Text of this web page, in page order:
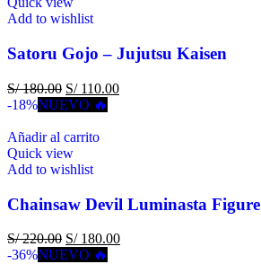
Add to wishlist
Satoru Gojo – Jujutsu Kaisen
S/180.00 S/110.00
-18%NUEVO 🔥
Añadir al carrito
Quick view
Add to wishlist
Chainsaw Devil Luminasta Figure
S/220.00 S/180.00
-36%NUEVO 🔥